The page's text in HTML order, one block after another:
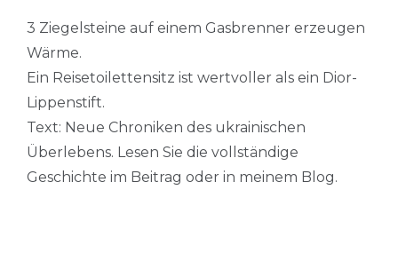
3 Ziegelsteine auf einem Gasbrenner erzeugen
Wärme.
Ein Reisetoilettensitz ist wertvoller als ein Dior-
Lippenstift.
Text: Neue Chroniken des ukrainischen
Überlebens. Lesen Sie die vollständige
Geschichte im Beitrag oder in meinem Blog.